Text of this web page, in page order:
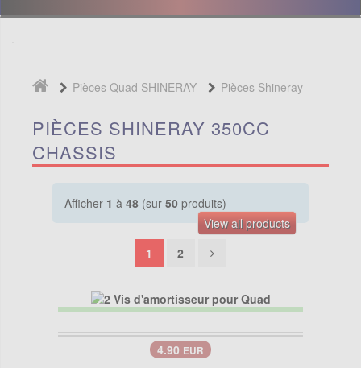
Pièces Quad SHINERAY
Pièces Shineray
350cc
Chassis
PIÈCES SHINERAY 350CC
CHASSIS
Afficher 1 à 48 (sur 50 produits)
View all products
1
2
4.90 EUR